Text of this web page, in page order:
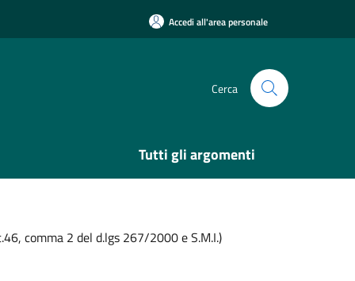
Accedi all'area personale
Cerca
Tutti gli argomenti
comma 2 del d.lgs 267/2000 e S.M.I.)